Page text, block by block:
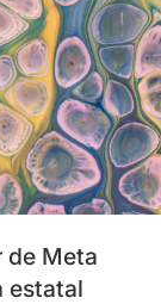
de Meta
estatal